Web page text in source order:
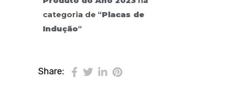
categoria de “Placas de
Indução“
Share: